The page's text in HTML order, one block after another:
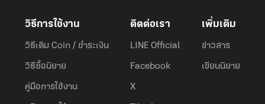
วิธีการใช้งาน
วิธีเติม Coin / ชำระเงิน
วิธีซื้อนิยาย
คู่มือการใช้งาน
ติดต่อเรา
LINE Official
Facebook
X
เพิ่มเติม
ข่าวสาร
เขียนนิยาย